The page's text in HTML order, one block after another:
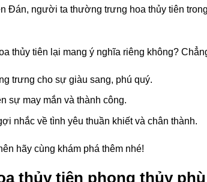
Đán, người ta thường trưng hoa thủy tiên
thủy tiên lại mang ý nghĩa riêng không?
trưng cho sự giàu sang, phú quý.
sự may mắn và thành công.
nhắc về tình yêu thuần khiết và chân thành.
hãy cùng khám phá thêm nhé!
thủy tiên phong thủy